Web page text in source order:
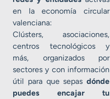
en la economía circular
valenciana:
Clústers, asociaciones,
centros tecnológicos y
más, organizados por
sectores y con información
útil para que sepas dónde
puedes encajar tu